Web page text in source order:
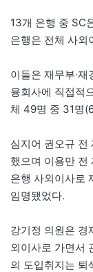
13개 은행 중 SC
은행은 전체 사외
이들은 재무부·재
융회사에 직접적
체 49명 중 31명
심지어 권오규 전
했으며 이용만 전
은행 사외이사로
임명됐었다.
강기정 의원은 경
외이사로 가면서
의 도입취지는 퇴